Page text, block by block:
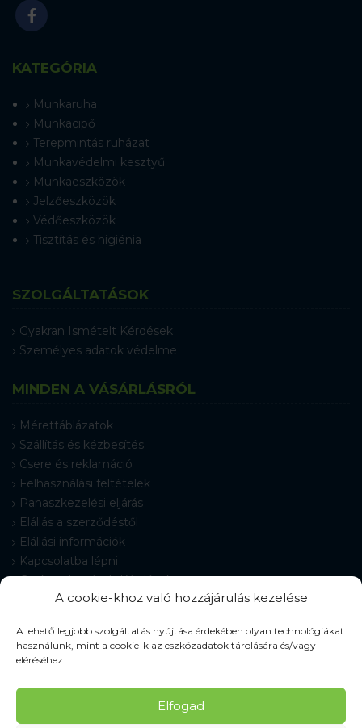
A cookie-khoz való hozzájárulás kezelése
A lehető legjobb szolgáltatás nyújtása érdekében olyan technológiákat
használunk, mint a cookie-k az eszközadatok tárolására és/vagy
eléréséhez.
Elfogad
KATEGÓRIA
Munkaruha
Munkacipő
Terepmintás ruházat
Munkavédelmi kesztyű
Munkaeszközök
Jelzőeszközök
Védőeszközök
Tisztítás és higiénia
SZOLGÁLTATÁSOK
Gyakran Ismételt Kérdések
Személyes adatok védelme
MINDEN A VÁSÁRLÁSRÓL
Mérettáblázatok
Szállítás és kézbesítés
Csere és reklamáció
Felhasználási feltételek
Panaszkezelési eljárás
Elállás a szerződéstől
Elállási információk
Kapcsolatba lépni
Gyakran Ismételt Kérdések
Cookie-beállítások